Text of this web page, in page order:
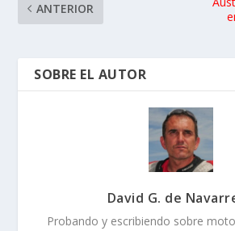
ANTERIOR
SOBRE EL AUTOR
David G. de
Probando y escribiendo sobre